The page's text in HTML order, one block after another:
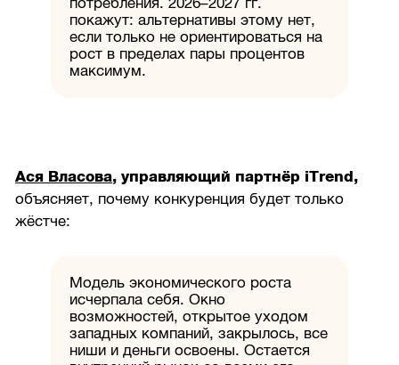
покажут: альтернативы этому нет,
если только не ориентироваться на
рост в пределах пары процентов
максимум.
Ася Власова, управляющий партнёр iTrend,
объясняет, почему конкуренция будет только
жёстче:
Модель экономического роста
исчерпала себя. Окно
возможностей, открытое уходом
западных компаний, закрылось, все
ниши и деньги освоены. Остается